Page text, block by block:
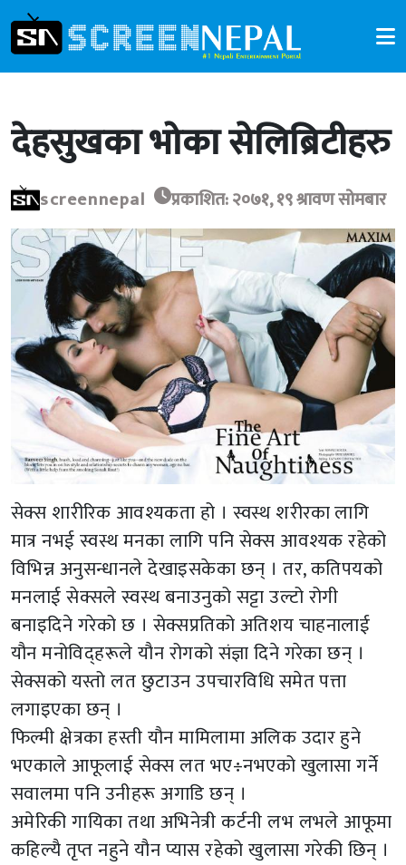
देहसुखका भोका सेलिब्रिटीहरु
screennepal प्रकाशित: २०७१, १९ श्रावण सोमबार
सेक्स शारीरिक आवश्यकता हो । स्वस्थ शरीरका लागि
मात्र नभई स्वस्थ मनका लागि पनि सेक्स आवश्यक रहेको
विभिन्न अनुसन्धानले देखाइसकेका छन् । तर, कतिपयको
मनलाई सेक्सले स्वस्थ बनाउनुको सट्टा उल्टो रोगी
बनाइदिने गरेको छ । सेक्सप्रतिको अतिशय चाहनालाई
यौन मनोविद्हरूले यौन रोगको संज्ञा दिने गरेका छन् ।
सेक्सको यस्तो लत छुटाउन उपचारविधि समेत पत्ता
लगाइएका छन् ।
फिल्मी क्षेत्रका हस्ती यौन मामिलामा अलिक उदार हुने
भएकाले आफूलाई सेक्स लत भए÷नभएको खुलासा गर्ने
सवालमा पनि उनीहरू अगाडि छन् ।
अमेरिकी गायिका तथा अभिनेत्री कर्टनी लभ लभले आफूमा
कहिल्यै तृप्त नहुने यौन प्यास रहेको खुलासा गरेकी छिन् ।